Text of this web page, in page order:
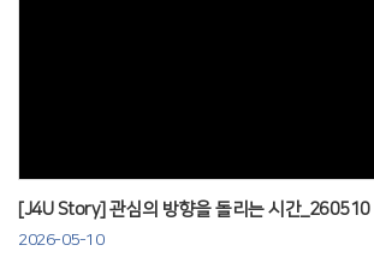
[J4U Story] 관심의 방향을 돌리는 시간_260510
2026-05-10